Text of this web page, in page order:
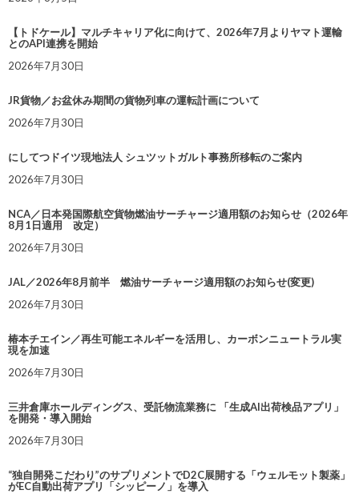
【トドケール】マルチキャリア化に向けて、2026年7月よりヤマト運輸
とのAPI連携を開始
2026年7月30日
JR貨物／お盆休み期間の貨物列車の運転計画について
2026年7月30日
にしてつドイツ現地法人 シュツットガルト事務所移転のご案内
2026年7月30日
NCA／日本発国際航空貨物燃油サーチャージ適用額のお知らせ（2026年
8月1日適用 改定）
2026年7月30日
JAL／2026年8月前半 燃油サーチャージ適用額のお知らせ(変更)
2026年7月30日
椿本チエイン／再生可能エネルギーを活用し、カーボンニュートラル実
現を加速
2026年7月30日
三井倉庫ホールディングス、受託物流業務に 「生成AI出荷検品アプリ」
を開発・導入開始
2026年7月30日
“独自開発こだわり”のサプリメントでD2C展開する「ウェルモット製薬」
がEC自動出荷アプリ「シッピーノ」を導入